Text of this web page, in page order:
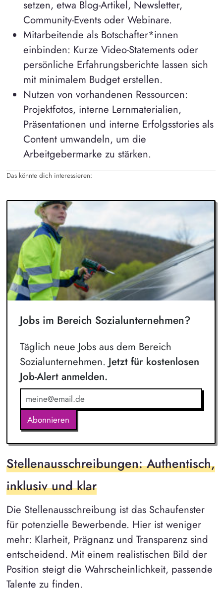
setzen, etwa Blog-Artikel, Newsletter,
Community-Events oder Webinare.
Mitarbeitende als Botschafter*innen
einbinden: Kurze Video-Statements oder
persönliche Erfahrungsberichte lassen sich
mit minimalem Budget erstellen.
Nutzen von vorhandenen Ressourcen:
Projektfotos, interne Lernmaterialien,
Präsentationen und interne Erfolgsstories als
Content umwandeln, um die
Arbeitgebermarke zu stärken.
Das könnte dich interessieren:
Jobs im Bereich Sozialunternehmen?
Täglich neue Jobs aus dem Bereich
Sozialunternehmen. Jetzt für kostenlosen
Job-Alert anmelden.
Abonnieren
Stellenausschreibungen: Authentisch,
inklusiv und klar
Die Stellenausschreibung ist das Schaufenster
für potenzielle Bewerbende. Hier ist weniger
mehr: Klarheit, Prägnanz und Transparenz sind
entscheidend. Mit einem realistischen Bild der
Position steigt die Wahrscheinlichkeit, passende
Talente zu finden.